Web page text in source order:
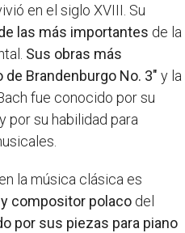
en el siglo XVIII. Su
las más importantes de la
Sus obras más
Brandenburgo No. 3" y la
Bach fue conocido por su
por su habilidad para
en la música clásica es
compositor polaco del
por sus piezas para piano